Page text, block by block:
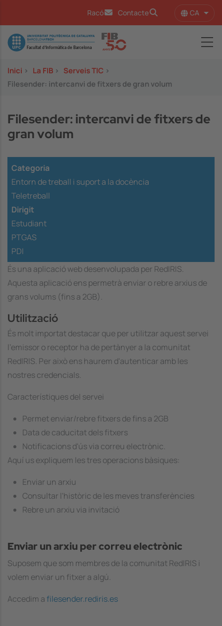
Racó Contacte CA
Image
Inici > La FIB > Serveis TIC >
Filesender: intercanvi de fitxers de gran volum
Filesender: intercanvi de fitxers de
gran volum
Categoria
Entorn de treball i suport a la docència
Teletreball
Dirigit
Estudiant
PTGAS
PDI
És una aplicació web desenvolupada per RedIRIS.
Aquesta aplicació ens permetrà enviar o rebre arxius de
grans volums (fins a 2GB).
Utilització
És molt importat destacar que per utilitzar aquest servei
l'emissor o receptor ha de pertànyer a la comunitat
RedIRIS. Per això ens haurem d'autenticar amb les
nostres credencials.
Característiques del servei
Permet enviar/rebre fitxers de fins a 2GB
Data de caducitat dels fitxers
Notificacions d'ús via correu electrònic.
Aquí us expliquem les tres operacions bàsiques:
Enviar un arxiu
Consultar l'històric de les meves transferències
Rebre un arxiu via invitació
Enviar un arxiu per correu electrònic
Suposem que som membres de la comunitat RedIRIS i
volem enviar un fitxer a algú.
Accedim afilesender.rediris.es